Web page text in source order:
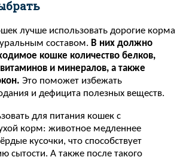
лучше использовать дорогие корма
составом. В них должно
кошке количество белков,
и минералов, а также
Это поможет избежать
и дефицита полезных веществ.
для питания кошек с
корм: животное медленнее
кусочки, что способствует
сытости. А также после такого